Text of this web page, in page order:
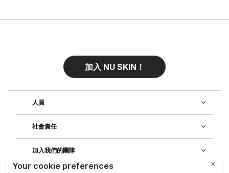
加入 NU SKIN！
人員
社會責任
加入我們的團隊